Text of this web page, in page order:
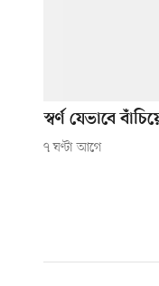
স্বর্ণ যেভাবে
৭ ঘণ্টা আগে